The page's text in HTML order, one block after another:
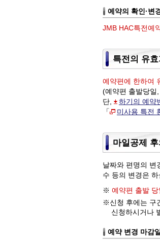
예약의 확인·변
JMB HAC특전예
특전의 유
예약편에 한하여
(예약편 출발당일
단,
하기의 예약
「
미사용 특전
마일공제
날짜와 편명의 변
수 등의 변경은
※ 예약편 출발 당
※신청 후에는 구
신청하시거나
예약 변경 마감일